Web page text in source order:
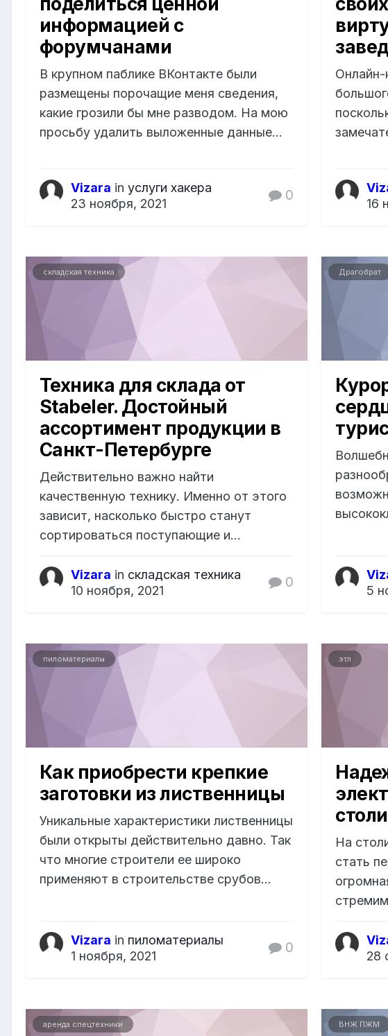
информацией с
форумчанами
В крупном паблике ВКонтакте были
размещены порочащие меня сведения,
какие грозили бы мне разводом. На мою
просьбу удалить выложенные данные...
Vizara in услуги хакера
23 ноября, 2021
0
Онлайн-
16
складская техника
Техника для склада от
Stabeler. Достойный
ассортимент продукции в
Санкт-Петербурге
Действительно важно найти
качественную технику. Именно от этого
зависит, насколько быстро станут
сортироваться поступающие и...
Vizara in складская техника
10 ноября, 2021
0
Драгобрат
5
пиломатериалы
Как приобрести крепкие
заготовки из лиственницы
Уникальные характеристики лиственницы
были открыты действительно давно. Так
что многие строители ее широко
применяют в строительстве срубов...
Vizara in пиломатериалы
1 ноября, 2021
0
этл
На
стать
28
аренда спецтехники ВНЖ ПЖМ